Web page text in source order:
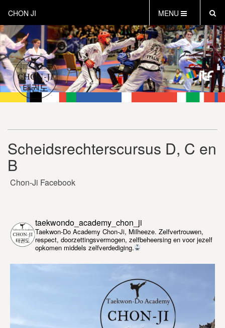
CHON JI MENU
HOME
OVER CHON-JI
TRAINEN HOE EN WAT
CHON-JI KIDS
OVER TAEKWON-DO
PROEFLES AANVRAGEN
VEILIG SPORTEN
INSTRUCTEURS EN COACHES
Scheidsrechterscursus D, C en
B
Chon-Ji Facebook
taekwondo_academy_chon_ji
Taekwon-Do Academy Chon-Ji, Milheeze. Zelfvertrouwen,
respect, doorzettingsvermogen, zelfbeheersing en voor jezelf
opkomen middels zelfverdediging.